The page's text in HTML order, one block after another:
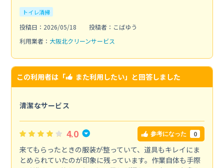
トイレ清掃
投稿日：2026/05/18
投稿者：こばゆう
利用業者： 大阪北クリーンサービス
この利用者は「 また利用したい」と回答しました
清潔なサービス
4.0 参考になった 0
来てもらったときの服装が整っていて、道具もキレイにま
とめられていたのが印象に残っています。作業自体も手際